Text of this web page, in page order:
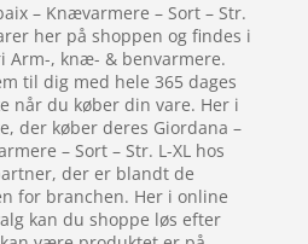
– Knævarmere – Sort – Str.
her på shoppen og findes i
Arm-, knæ- & benvarmere.
til dig med hele 365 dages
når du køber din vare. Her i
der køber deres Giordana –
– Sort – Str. L-XL hos
der er blandt de
for branchen. Her i online
kan du shoppe løs efter